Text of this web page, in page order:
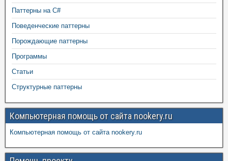
Паттерны на C#
Поведенческие паттерны
Порождающие паттерны
Программы
Статьи
Структурные паттерны
Компьютерная помощь от сайта nookery.ru
Компьютерная помощь от сайта nookery.ru